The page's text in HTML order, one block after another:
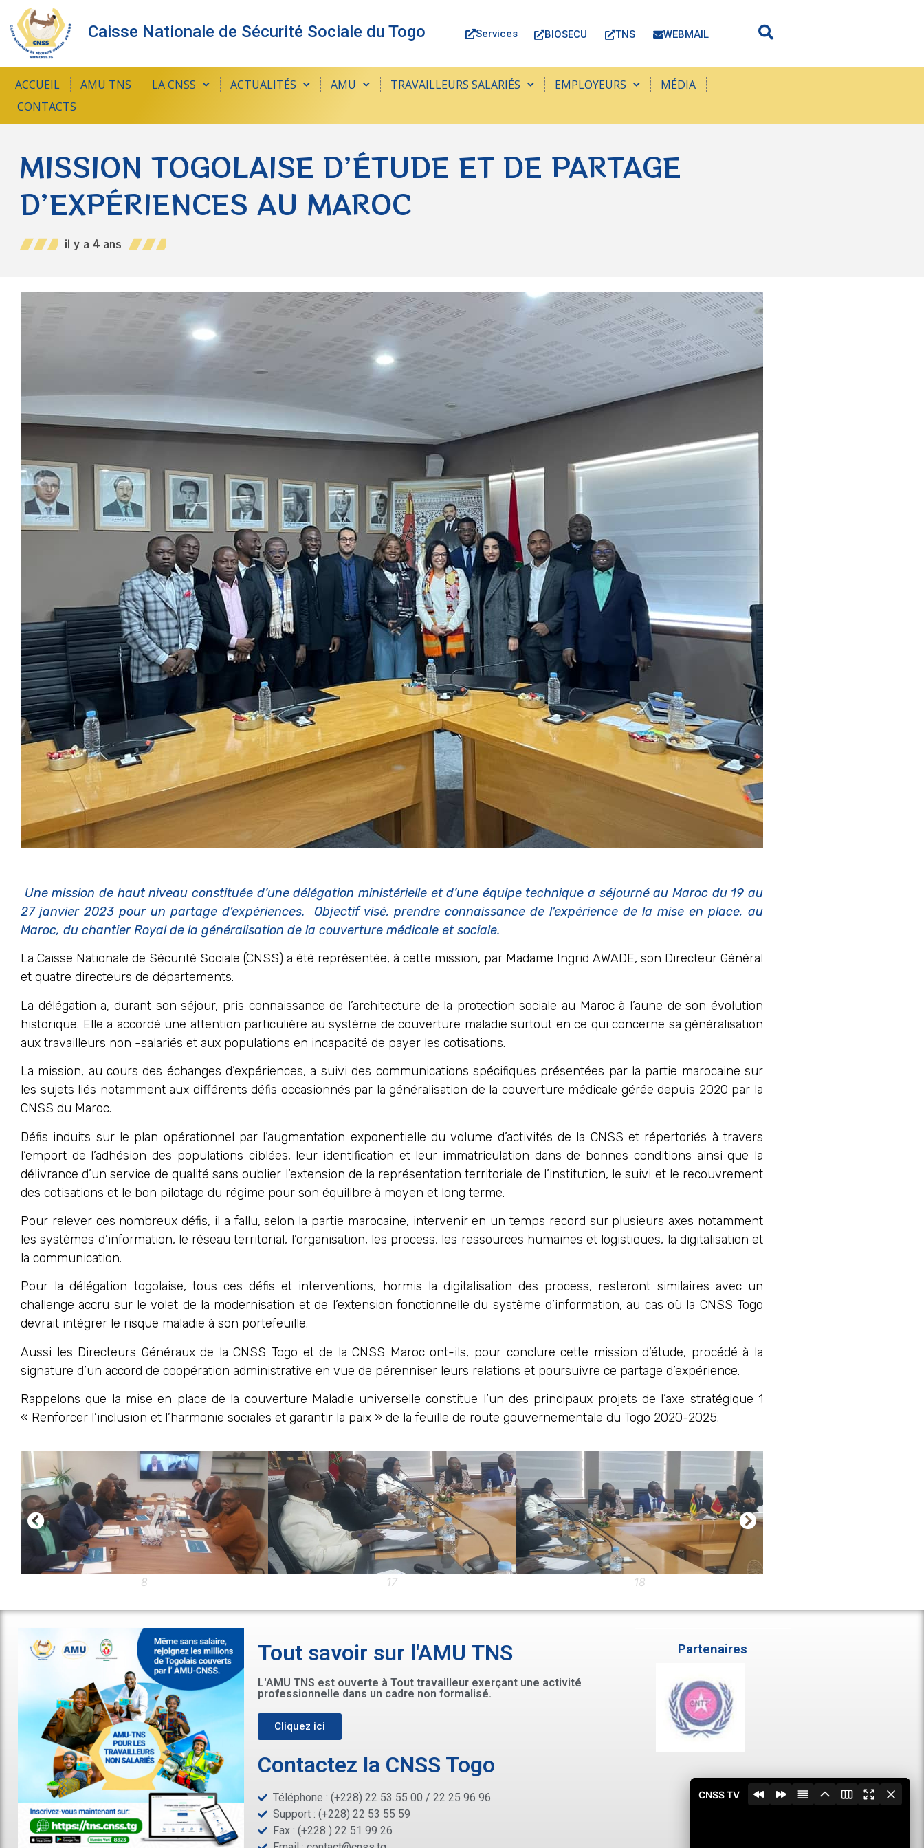
Caisse Nationale de Sécurité Sociale du Togo Services BIOSECU TNS WEBMAIL
ACCUEIL AMU TNS LA CNSS ACTUALITÉS AMU TRAVAILLEURS SALARIÉS EMPLOYEURS
MÉDIA
CONTACTS
MISSION TOGOLAISE D’ÉTUDE ET DE PARTAGE
D’EXPÉRIENCES AU MAROC
il y a 4 ans
Une mission de haut niveau constituée d’une délégation ministérielle et d’une équipe technique a séjourné au Maroc du 19 au
27 janvier 2023 pour un partage d’expériences. Objectif visé, prendre connaissance de l’expérience de la mise en place, au
Maroc, du chantier Royal de la généralisation de la couverture médicale et sociale.
La Caisse Nationale de Sécurité Sociale (CNSS) a été représentée, à cette mission, par Madame Ingrid AWADE, son Directeur Général
et quatre directeurs de départements.
La délégation a, durant son séjour, pris connaissance de l’architecture de la protection sociale au Maroc à l’aune de son évolution
historique. Elle a accordé une attention particulière au système de couverture maladie surtout en ce qui concerne sa généralisation
aux travailleurs non -salariés et aux populations en incapacité de payer les cotisations.
La mission, au cours des échanges d’expériences, a suivi des communications spécifiques présentées par la partie marocaine sur
les sujets liés notamment aux différents défis occasionnés par la généralisation de la couverture médicale gérée depuis 2020 par la
CNSS du Maroc.
Défis induits sur le plan opérationnel par l’augmentation exponentielle du volume d’activités de la CNSS et répertoriés à travers
l’emport de l’adhésion des populations ciblées, leur identification et leur immatriculation dans de bonnes conditions ainsi que la
délivrance d’un service de qualité sans oublier l’extension de la représentation territoriale de l’institution, le suivi et le recouvrement
des cotisations et le bon pilotage du régime pour son équilibre à moyen et long terme.
Pour relever ces nombreux défis, il a fallu, selon la partie marocaine, intervenir en un temps record sur plusieurs axes notamment
les systèmes d’information, le réseau territorial, l’organisation, les process, les ressources humaines et logistiques, la digitalisation et
la communication.
Pour la délégation togolaise, tous ces défis et interventions, hormis la digitalisation des process, resteront similaires avec un
challenge accru sur le volet de la modernisation et de l’extension fonctionnelle du système d’information, au cas où la CNSS Togo
devrait intégrer le risque maladie à son portefeuille.
Aussi les Directeurs Généraux de la CNSS Togo et de la CNSS Maroc ont-ils, pour conclure cette mission d’étude, procédé à la
signature d’un accord de coopération administrative en vue de pérenniser leurs relations et poursuivre ce partage d’expérience.
Rappelons que la mise en place de la couverture Maladie universelle constitue l’un des principaux projets de l’axe stratégique 1
« Renforcer l’inclusion et l’harmonie sociales et garantir la paix » de la feuille de route gouvernementale du Togo 2020-2025.
8 17 18
Tout savoir sur l'AMU TNS
L'AMU TNS est ouverte à Tout travailleur exerçant une activité
professionnelle dans un cadre non formalisé.
Cliquez ici
Contactez la CNSS Togo
Téléphone : (+228) 22 53 55 00 / 22 25 96 96
Support : (+228) 22 53 55 59
Fax : (+228 ) 22 51 99 26
Partenaires
CNSS TV